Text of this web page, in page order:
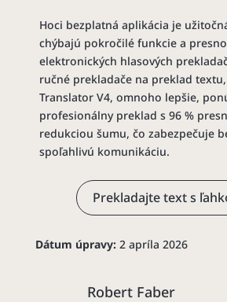
Hoci bezplatná aplikácia je
chýbajú pokročilé funkcie a
elektronických hlasových
ručné prekladače na preklad
Translator V4, omnoho lepšie,
profesionálny preklad s 96 %
redukciou šumu, čo zabezpečuje
spoľahlivú komunikáciu.
Prekladajte text s
Dátum úpravy: 2 apríla 2026
Robert Faber